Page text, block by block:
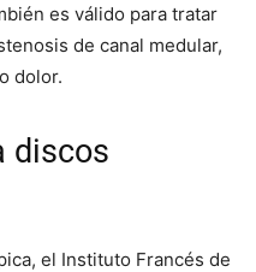
es válido para tratar
de canal medular,
dolor.
discos
el Instituto Francés de